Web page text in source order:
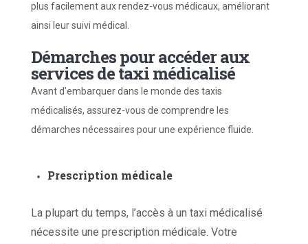
plus facilement aux rendez-vous médicaux, améliorant
ainsi leur suivi médical.
Démarches pour accéder aux
services detaximédicalisé
Avant d’embarquer dans le monde des taxis
médicalisés, assurez-vous de comprendre les
démarches nécessaires pour une expérience fluide.
Prescription médicale
La plupart du temps, l’accès à un taxi médicalisé
nécessite une prescription médicale. Votre